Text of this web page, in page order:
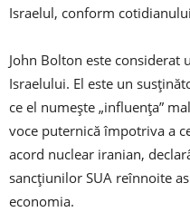
Israelul, conform
John Bolton este considerat
Israelului. El este un
ce el numește „influența”
voce puternică împotriva a
acord nuclear iranian,
sancțiunilor SUA reînnoite
economia.